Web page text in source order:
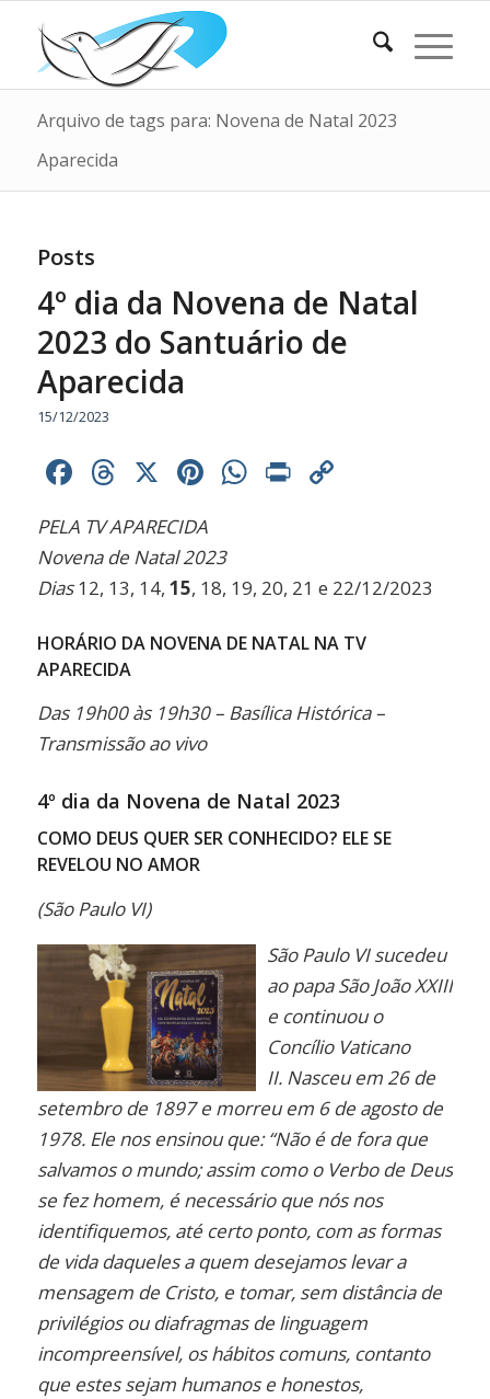
Arquivo de tags para: Novena de Natal 2023
Aparecida
Posts
4º dia da Novena de Natal
2023 do Santuário de
Aparecida
15/12/2023
Facebook
Threads
X Pinterest
WhatsApp
Print
PELA TV APARECIDA
Novena de Natal 2023
Dias12, 13, 14, 15, 18, 19, 20, 21 e 22/12/2023
HORÁRIO DA NOVENA DE NATAL NA TV
APARECIDA
Das 19h00 às 19h30 – Basílica Histórica –
Transmissão ao vivo
4º dia da Novena de Natal 2023
COMO DEUS QUER SER CONHECIDO? ELE SE
REVELOU NO AMOR
(São Paulo VI)
São Paulo VI sucedeu
ao papa São João XXIII
e continuou o
Concílio Vaticano
II. Nasceu em 26 de
setembro de 1897 e morreu em 6 de agosto de
1978. Ele nos ensinou que: “Não é de fora que
salvamos o mundo; assim como o Verbo de Deus
se fez homem, é necessário que nós nos
identifiquemos, até certo ponto, com as formas
de vida daqueles a quem desejamos levar a
mensagem de Cristo, e tomar, sem distância de
privilégios ou diafragmas de linguagem
incompreensível, os hábitos comuns, contanto
que estes sejam humanos e honestos,